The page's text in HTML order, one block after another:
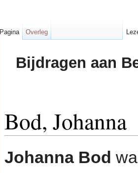
Bijdragen aan
Bod, Johanna
Johanna Bod
Pagina Overleg